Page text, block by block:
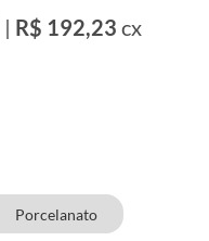
| R$ 192,23 cx
Porcelanato